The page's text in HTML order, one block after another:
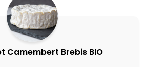
Camembert Brebis BIO